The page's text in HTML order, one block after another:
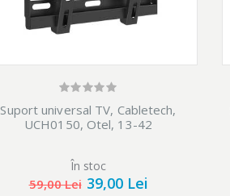
Suport universal TV, Cabletech,
UCH0150, Otel, 13-42
În stoc
59,00 Lei 39,00 Lei